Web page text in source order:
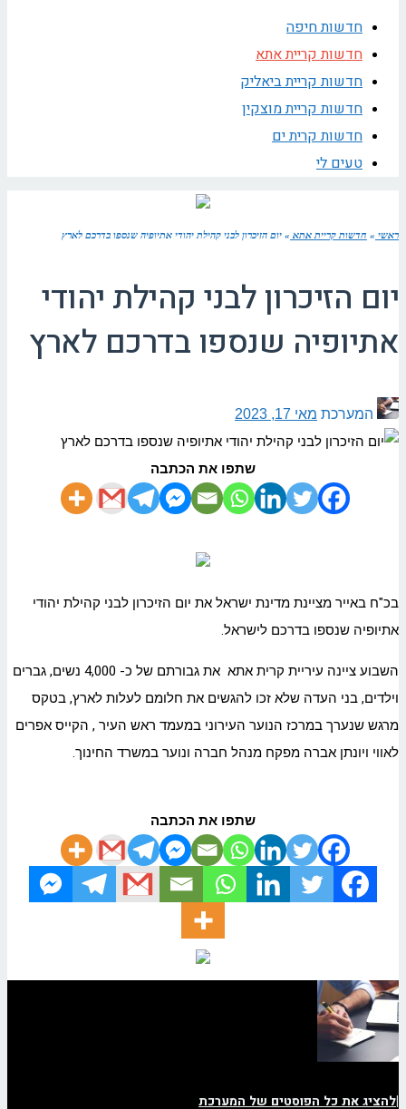
חדשות חיפה
חדשות קריית אתא
חדשות קריית ביאליק
חדשות קריית מוצקין
חדשות קרית ים
טעים לי
ראשי » חדשות קריית אתא » יום הזיכרון לבני קהילת יהודי אתיופיה שנספו בדרכם לארץ
יום הזיכרון לבני קהילת יהודי
אתיופיה שנספו בדרכם לארץ
המערכת מאי 17, 2023
שתפו את הכתבה
בכ"ח באייר מציינת מדינת ישראל את יום הזיכרון לבני קהילת יהודי
אתיופיה שנספו בדרכם לישראל.
השבוע ציינה עיריית קרית אתא את גבורתם של כ- 4,000 נשים, גברים
וילדים, בני העדה שלא זכו להגשים את חלומם לעלות לארץ, בטקס
מרגש שנערך במרכז הנוער העירוני במעמד ראש העיר , הקייס אפרים
לאווי ויונתן אברה מפקח מנהל חברה ונוער במשרד החינוך.
שתפו את הכתבה
|להציג את כל הפוסטים של המערכת